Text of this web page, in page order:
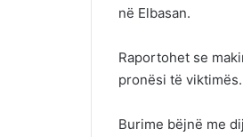
në Elbasan.
Raportohet se
pronësi të viktimës.
Burime bëjnë me